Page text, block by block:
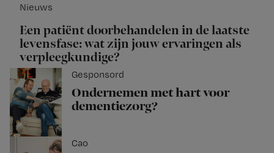
Nieuws
Een patiënt doorbehandelen in de laatste
levensfase: wat zijn jouw ervaringen als
verpleegkundige?
Gesponsord
Ondernemen met hart voor
dementiezorg?
Cao